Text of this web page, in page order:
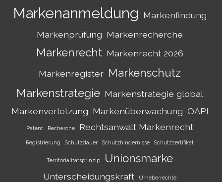
Markenanmeldung Markenfindung
Markenprüfung Markenrecherche
Markenrecht Markenrecht 2026
Markenregister Markenschutz
Markenstrategie Markenstrategie global
Markenverletzung Markenüberwachung OAPI
Patent Recherche Rechtsanwalt Markenrecht
Registrierung Schutzdauer Schutzhindernisse Schutzzertifikat
Territorialitätsprinzip Unionsmarke
Unterscheidungskraft Urheberrechte